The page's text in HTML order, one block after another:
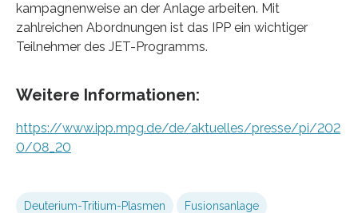
kampagnenweise an der Anlage arbeiten. Mit
zahlreichen Abordnungen ist das IPP ein wichtiger
Teilnehmer des JET-Programms.
Weitere Informationen:
https://www.ipp.mpg.de/de/aktuelles/presse/pi/202
0/08_20
Deuterium-Tritium-Plasmen Fusionsanlage